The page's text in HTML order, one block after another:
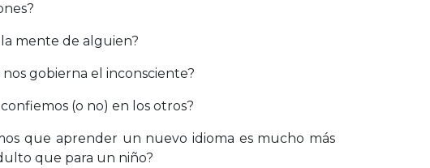
mente de alguien?
nos gobierna el inconsciente?
(o no) en los otros?
que aprender un nuevo idioma es mucho más
que para un niño?